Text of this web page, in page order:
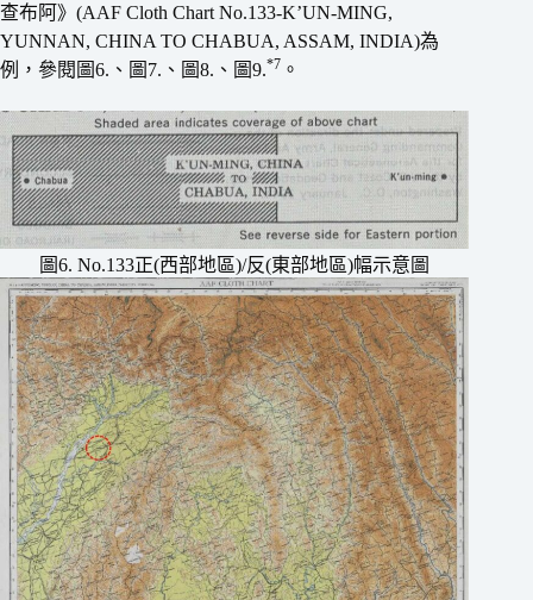
查布阿》(AAF Cloth Chart No.133-K’UN-MING,
YUNNAN, CHINA TO CHABUA, ASSAM, INDIA)為
例，參閱圖6.、圖7.、圖8.、圖9.*7 。
圖6. No.133正(西部地區)/反(東部地區)幅示意圖